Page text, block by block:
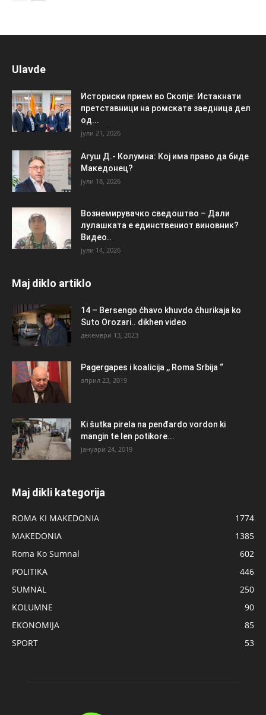
Ulavde
Историски прием во Скопје: Истакнати
претставници на ромската заедница дел
од...
јули 21, 2026
Агуш Д.- Колумна: Кој има право да биде
Македонец?
јули 18, 2026
Вознемирувачко сведоштво – Дали
лулашката е единствениот виновник?
Видео..
јули 14, 2026
Maj diklo artiklo
14 – Bersengo ćhavo khuvdo ćhurikaja ko
Suto Orozari.. dikhen video
декември 13, 2023
Pagergapes i koalicija ,, Roma Srbija “
април 23, 2019
Ki šutka pirela na penđardo vordon ki
mangin te len potikore...
јануари 24, 2019
Maj dikli kategorija
ROMA KI MAKEDONIA
1774
MAKEDONIA
1385
Roma Ko Sumnal
602
POLITIKA
446
SUMNAL
250
KOLUMNE
90
EKONOMIJA
85
SPORT
53